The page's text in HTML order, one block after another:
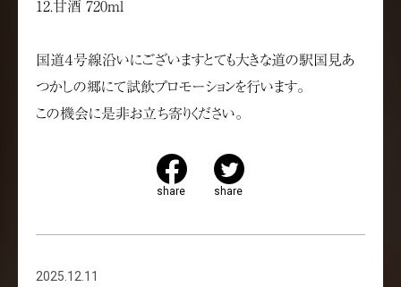
12.甘酒 720ml
国道４号線沿いにございますとても大きな道の駅国見あ
つかしの郷にて試飲プロモーションを行います。
この機会に是非お立ち寄りください。
share share
2025.12.11